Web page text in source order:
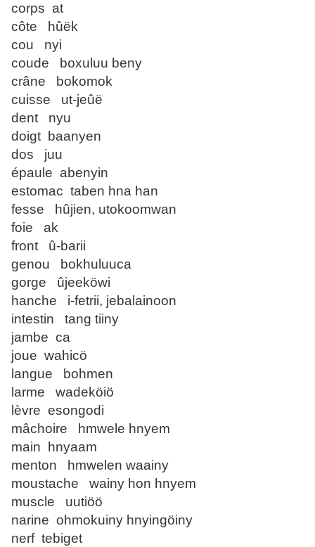
corps at
côte hûëk
cou nyi
coude boxuluu beny
crâne bokomok
cuisse ut-jeûë
dent nyu
doigt baanyen
dos juu
épaule abenyin
estomac taben hna han
fesse hûjien, utokoomwan
foie ak
front û-barii
genou bokhuluuca
gorge ûjeeköwi
hanche i-fetrii, jebalainoon
intestin tang tiiny
jambe ca
joue wahicö
langue bohmen
larme wadeköiö
lèvre esongodi
mâchoire hmwele hnyem
main hnyaam
menton hmwelen waainy
moustache wainy hon hnyem
muscle uutiöö
narine ohmokuiny hnyingöiny
nerf tebiget